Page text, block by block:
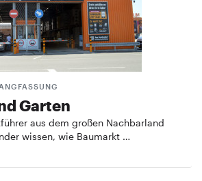
Garten
aus dem großen Nachbarland
wissen, wie Baumarkt …